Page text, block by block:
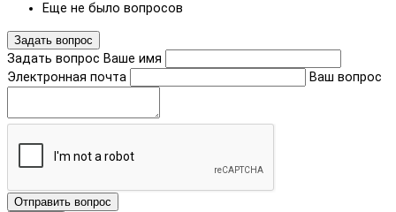
Еще не было вопросов
Задать вопрос
Задать вопрос Ваше имя
Электронная почта
Ваш вопрос
Отправить вопрос